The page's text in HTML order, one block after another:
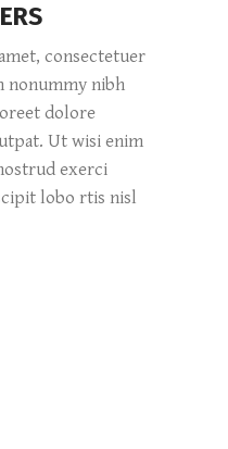
consectetuer
nonummy nibh
dolore
Ut wisi enim
exerci
lobo rtis nisl